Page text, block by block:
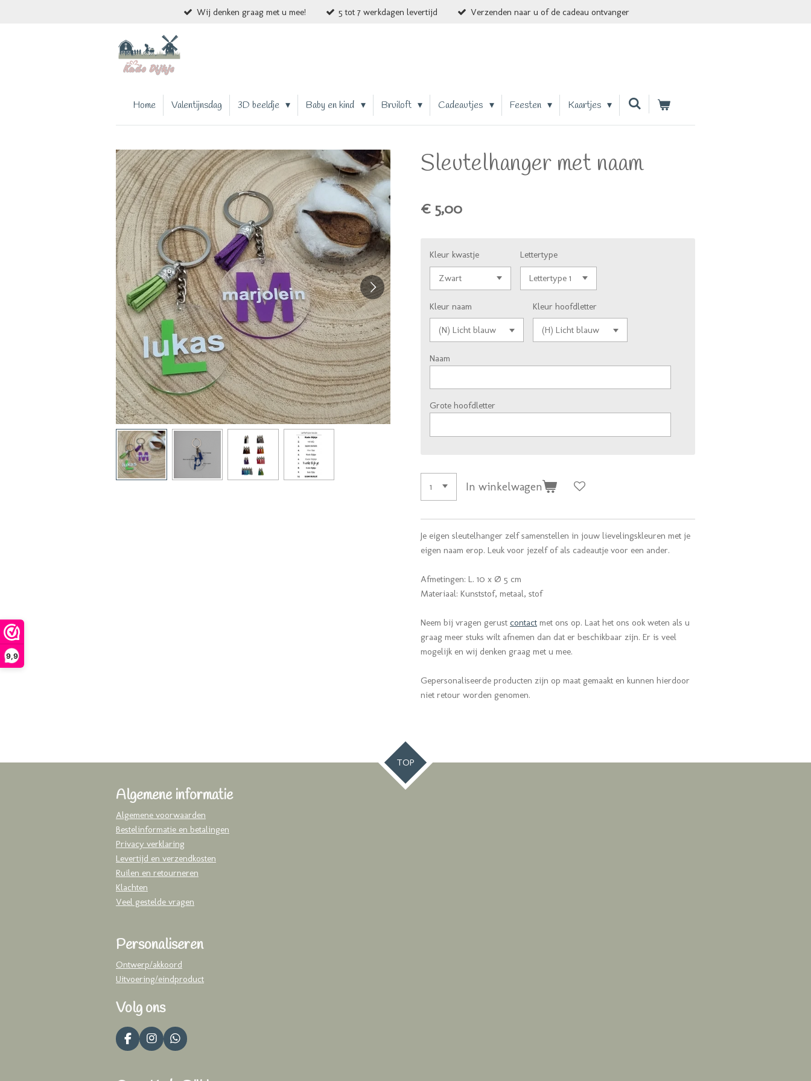
9,9
Wij denken graag met u mee! 5 tot 7 werkdagen levertijd Verzenden naar u of de cadeau ontvanger
Home Valentijnsdag 3D beeldje Baby en kind Bruiloft Cadeautjes Feesten Kaartjes
Sleutelhanger met naam
€ 5,00
Kleur kwastje Lettertype
Kleur naam Kleur hoofdletter
Naam
Grote hoofdletter
In winkelwagen
Je eigen sleutelhanger zelf samenstellen in jouw lievelingskleuren met je
eigen naam erop. Leuk voor jezelf of als cadeautje voor een ander.
Afmetingen: L. 10 x Ø 5 cm
Materiaal: Kunststof, metaal, stof
Neem bij vragen gerust contact met ons op. Laat het ons ook weten als u
graag meer stuks wilt afnemen dan dat er beschikbaar zijn. Er is veel
mogelijk en wij denken graag met u mee.
Gepersonaliseerde producten zijn op maat gemaakt en kunnen hierdoor
niet retour worden genomen.
TOP
Algemene informatie
Algemene voorwaarden
Bestelinformatie en betalingen
Privacy verklaring
Levertijd en verzendkosten
Ruilen en retourneren
Klachten
Veel gestelde vragen
Personaliseren
Ontwerp/akkoord
Uitvoering/eindproduct
Volg ons
F
a
I
n
W
h